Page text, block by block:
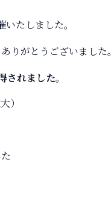
たしました。
りがとうございました。
れました。
）